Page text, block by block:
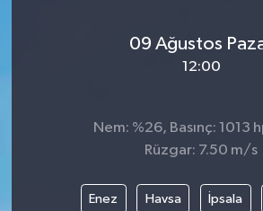
09 Ağustos
12:00
Nem: %26, Basınç: 1013
Rüzgar: 7.50 m/s
Enez Havsa İpsala